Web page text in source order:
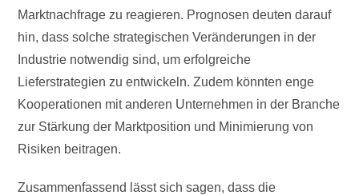
Marktnachfrage zu reagieren. Prognosen deuten darauf
hin, dass solche strategischen Veränderungen in der
Industrie notwendig sind, um erfolgreiche
Lieferstrategien zu entwickeln. Zudem könnten enge
Kooperationen mit anderen Unternehmen in der Branche
zur Stärkung der Marktposition und Minimierung von
Risiken beitragen.
Zusammenfassend lässt sich sagen, dass die